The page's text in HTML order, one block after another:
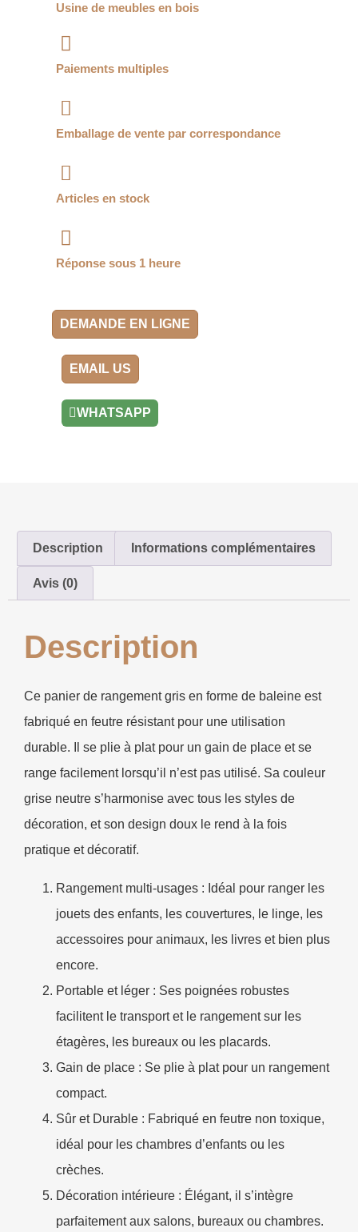
Usine de meubles en bois
Paiements multiples
Emballage de vente par correspondance
Articles en stock
Réponse sous 1 heure
DEMANDE EN LIGNE
EMAIL US
WHATSAPP
Description Informations complémentaires
Avis (0)
Description
Ce panier de rangement gris en forme de baleine est
fabriqué en feutre résistant pour une utilisation
durable. Il se plie à plat pour un gain de place et se
range facilement lorsqu’il n’est pas utilisé. Sa couleur
grise neutre s’harmonise avec tous les styles de
décoration, et son design doux le rend à la fois
pratique et décoratif.
Rangement multi-usages : Idéal pour ranger les
jouets des enfants, les couvertures, le linge, les
accessoires pour animaux, les livres et bien plus
encore.
Portable et léger : Ses poignées robustes
facilitent le transport et le rangement sur les
étagères, les bureaux ou les placards.
Gain de place : Se plie à plat pour un rangement
compact.
Sûr et Durable : Fabriqué en feutre non toxique,
idéal pour les chambres d’enfants ou les
crèches.
Décoration intérieure : Élégant, il s’intègre
parfaitement aux salons, bureaux ou chambres.